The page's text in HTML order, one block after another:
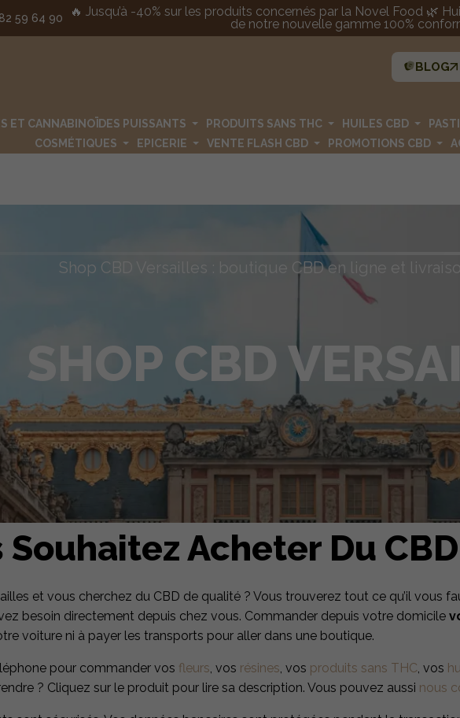
59 64 90
🔥 Jusqu’à -40% sur les produits concernés par la Novel Food 🌿
de notre nouvelle gamme 100%
BLOG
ET CANNABINOÏDES PUISSANTS PRODUITS SANS THC HUILES CBD
COSMÉTIQUES
EPICERIE VENTE FLASH CBD PROMOTIONS CBD
Shop CBD Versailles : boutique CBD en ligne et
SHOP CBD
Souhaitez Acheter Du
et vous cherchez du CBD de qualité ? Vous trouverez tout ce qu’il vous
besoin directement depuis chez vous. Commander depuis votre domicile
voiture ni à payer les transports pour aller dans une boutique.
pour commander vos fleurs , vos résines , vos produits sans THC , vos
? Cliquez sur le produit pour lire sa description. Vous pouvez aussi nous